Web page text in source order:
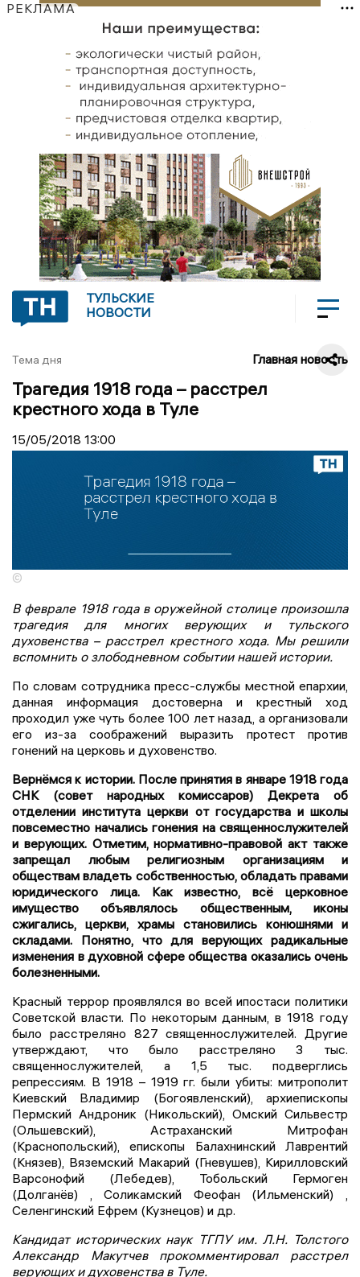
РЕКЛАМА
ТУЛЬСКИЕ
НОВОСТИ
Тема дня Главная новость
Трагедия 1918 года – расстрел
крестного хода в Туле
15/05/2018 13:00
©
В феврале 1918 года в оружейной столице произошла
трагедия для многих верующих и тульского
духовенства – расстрел крестного хода. Мы решили
вспомнить о злободневном событии нашей истории.
По словам сотрудника пресс-службы местной епархии,
данная информация достоверна и крестный ход
проходил уже чуть более 100 лет назад, а организовали
его из-за соображений выразить протест против
гонений на церковь и духовенство.
Вернёмся к истории. После принятия в январе 1918 года
СНК (совет народных комиссаров) Декрета об
отделении института церкви от государства и школы
повсеместно начались гонения на священнослужителей
и верующих. Отметим, нормативно-правовой акт также
запрещал любым религиозным организациям и
обществам владеть собственностью, обладать правами
юридического лица. Как известно, всё церковное
имущество объявлялось общественным, иконы
сжигались, церкви, храмы становились конюшнями и
складами. Понятно, что для верующих радикальные
изменения в духовной сфере общества оказались очень
болезненными.
Красный террор проявлялся во всей ипостаси политики
Советской власти. По некоторым данным, в 1918 году
было расстреляно 827 священнослужителей. Другие
утверждают, что было расстреляно 3 тыс.
священнослужителей, а 1,5 тыс. подверглись
репрессиям. В 1918 – 1919 гг. были убиты: митрополит
Киевский Владимир (Богоявленский), архиепископы
Пермский Андроник (Никольский), Омский Сильвестр
(Ольшевский), Астраханский Митрофан
(Краснопольский), епископы Балахнинский Лаврентий
(Князев), Вяземский Макарий (Гневушев), Кирилловский
Варсонофий (Лебедев), Тобольский Гермоген
(Долганёв) , Соликамский Феофан (Ильменский) ,
Селенгинский Ефрем (Кузнецов) и др.
Кандидат исторических наук ТГПУ им. Л.Н. Толстого
Александр Макутчев прокомментировал расстрел
верующих и духовенства в Туле.